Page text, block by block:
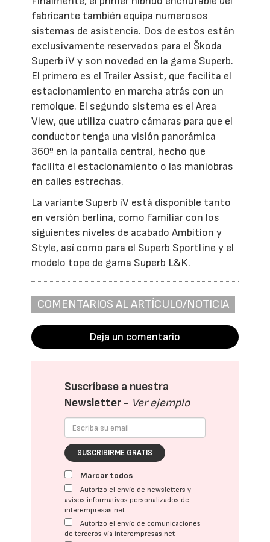
fabricante también equipa numerosos
sistemas de asistencia. Dos de estos están
exclusivamente reservados para el Škoda
Superb iV y son novedad en la gama Superb.
El primero es el Trailer Assist, que facilita el
estacionamiento en marcha atrás con un
remolque. El segundo sistema es el Area
View, que utiliza cuatro cámaras para que el
conductor tenga una visión panorámica
360º en la pantalla central, hecho que
facilita el estacionamiento o las maniobras
en calles estrechas.
La variante Superb iV está disponible tanto
en versión berlina, como familiar con los
siguientes niveles de acabado Ambition y
Style, así como para el Superb Sportline y el
modelo tope de gama Superb L&K.
COMENTARIOS AL ARTÍCULO/NOTICIA
Deja un comentario
Suscríbase a nuestra
Newsletter - Ver ejemplo
SUSCRIBIRME GRATIS
Marcar todos
Autorizo el envío de newsletters y
avisos informativos personalizados de
interempresas.net
Autorizo el envío de comunicaciones
de terceros vía interempresas.net